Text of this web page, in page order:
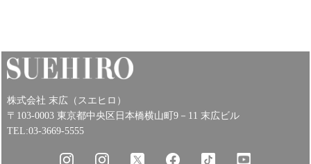
株式会社 末広（スエヒロ）
〒103-0003 東京都中央区日本橋横山町9－11 末広ビル
TEL:03-3669-5555